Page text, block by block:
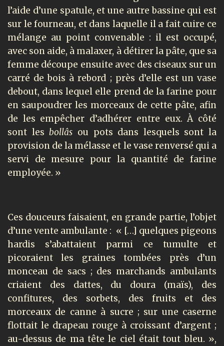
l’aide d’une spatule, et une autre bassine qui est
sur le fourneau, et dans laquelle il a fait cuire ce
mélange au point convenable : il est occupé,
avec son aide, à malaxer, à détirer la pâte, que sa
femme découpe ensuite avec des ciseaux sur un
carré de bois à rebord ; près d’elle est un vase
debout, dans lequel elle prend de la farine pour
en saupoudrer les morceaux de cette pâte, afin
de les empêcher d’adhérer entre eux. À côté
sont lesbollâs ou pots dans lesquels sont la
provision de la mélasse et le vase renversé qui a
servi de mesure pour la quantité de farine
employée. »
Ces douceurs faisaient, en grande partie, l’objet
d’une vente ambulante : « […] quelques pigeons
hardis s’abattaient parmi ce tumulte et
picoraient les graines tombées près d’un
monceau de sacs ; des marchands ambulants
criaient des dattes, du doura (maïs), des
confitures, des sorbets, des fruits et des
morceaux de canne à sucre ; sur une caserne
flottait le drapeau rouge à croissant d’argent ;
au-dessus de ma tête le ciel était tout bleu. »,